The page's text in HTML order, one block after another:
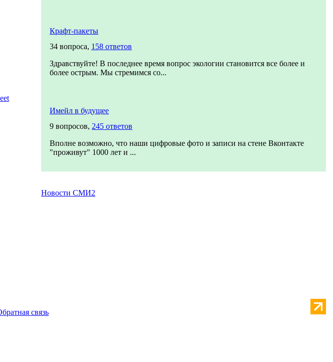
Крафт-пакеты
34 вопроса, 158 ответов
Здравствуйте! В последнее время вопрос экологии становится все более и
более острым. Мы стремимся со...
Имейл в будущее
9 вопросов, 245 ответов
Вполне возможно, что наши цифровые фото и записи на стене Вконтакте
"проживут" 1000 лет и ...
Новости СМИ2
связь